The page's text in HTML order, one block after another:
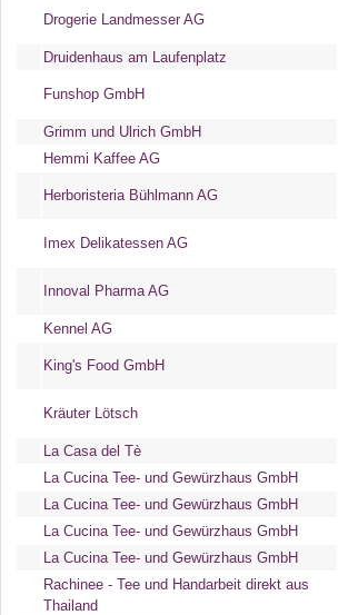
Drogerie Landmesser AG
Druidenhaus am Laufenplatz
Funshop GmbH
Grimm und Ulrich GmbH
Hemmi Kaffee AG
Herboristeria Bühlmann AG
Imex Delikatessen AG
Innoval Pharma AG
Kennel AG
King's Food GmbH
Kräuter Lötsch
La Casa del Tè
La Cucina Tee- und Gewürzhaus GmbH
La Cucina Tee- und Gewürzhaus GmbH
La Cucina Tee- und Gewürzhaus GmbH
La Cucina Tee- und Gewürzhaus GmbH
Rachinee - Tee und Handarbeit direkt aus
Thailand